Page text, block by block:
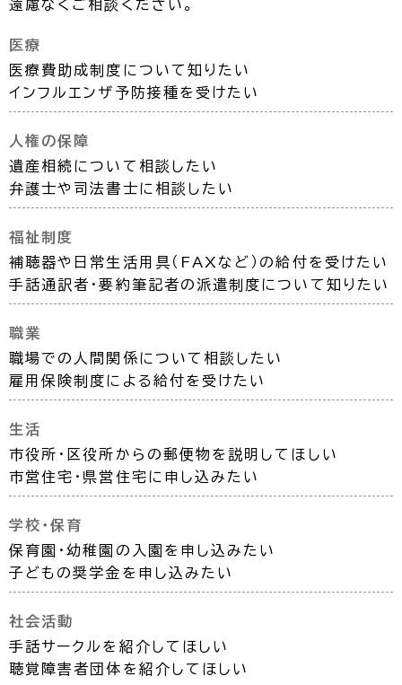
遠慮なくご相談ください。
医療
医療費助成制度について知りたい
インフルエンザ予防接種を受けたい
人権の保障
遺産相続について相談したい
弁護士や司法書士に相談したい
福祉制度
補聴器や日常生活用具（FAXなど）の給付を受けたい
手話通訳者・要約筆記者の派遣制度について知りたい
職業
職場での人間関係について相談したい
雇用保険制度による給付を受けたい
生活
市役所・区役所からの郵便物を説明してほしい
市営住宅・県営住宅に申し込みたい
学校・保育
保育園・幼稚園の入園を申し込みたい
子どもの奨学金を申し込みたい
社会活動
手話サークルを紹介してほしい
聴覚障害者団体を紹介してほしい